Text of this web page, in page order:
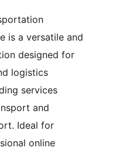
is a versatile and
designed for
logistics
services
and
Ideal for
online